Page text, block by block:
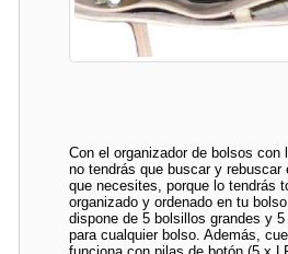
Con el organizador de bolsos con
no tendrás que buscar y
que necesites, porque lo tendrás
organizado y ordenado en tu
dispone de 5 bolsillos grandes y
para cualquier bolso. Además,